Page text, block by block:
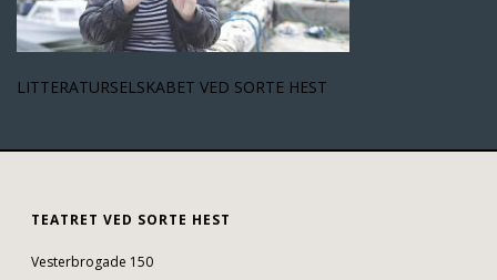
LITTERATURSELSKABET VED SORTE HEST
TEATRET VED SORTE HEST
Vesterbrogade 150